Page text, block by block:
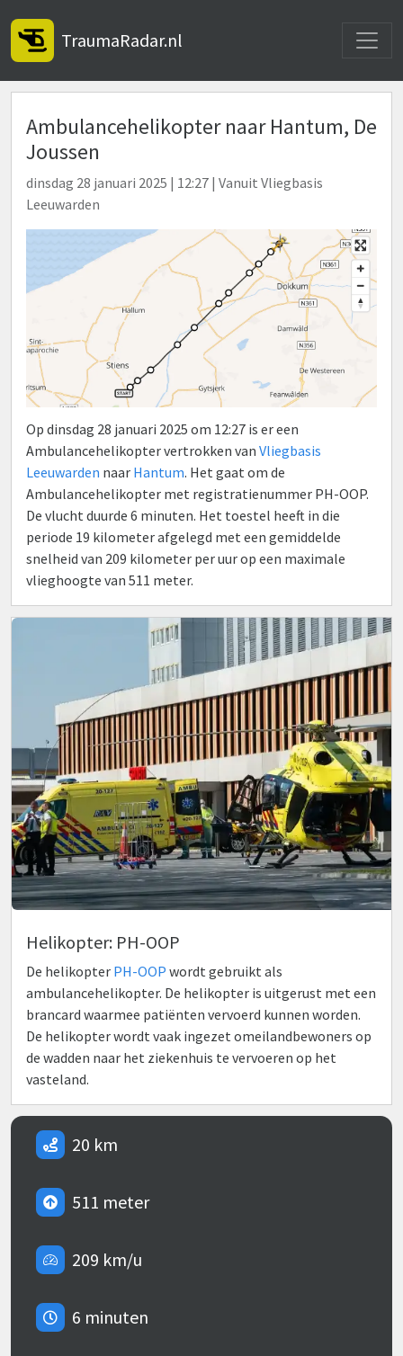
TraumaRadar.nl
Ambulancehelikopter naar Hantum, De
Joussen
dinsdag 28 januari 2025 | 12:27 | Vanuit Vliegbasis
Leeuwarden
Op dinsdag 28 januari 2025 om 12:27 is er een
Ambulancehelikopter vertrokken van Vliegbasis
Leeuwarden naar Hantum. Het gaat om de
Ambulancehelikopter met registratienummer PH-OOP.
De vlucht duurde 6 minuten. Het toestel heeft in die
periode 19 kilometer afgelegd met een gemiddelde
snelheid van 209 kilometer per uur op een maximale
vlieghoogte van 511 meter.
Helikopter: PH-OOP
De helikopter PH-OOP wordt gebruikt als
ambulancehelikopter. De helikopter is uitgerust met een
brancard waarmee patiënten vervoerd kunnen worden.
De helikopter wordt vaak ingezet omeilandbewoners op
de wadden naar het ziekenhuis te vervoeren op het
vasteland.
20 km
511 meter
209 km/u
6 minuten